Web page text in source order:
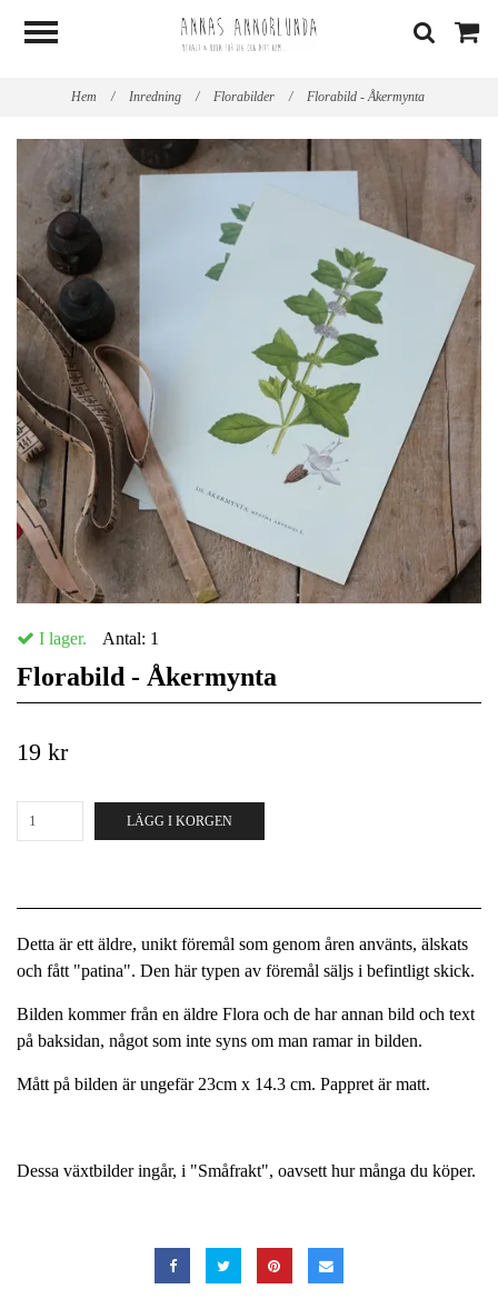
Hem / Inredning / Florabilder / Florabild - Åkermynta
I lager. Antal: 1
Florabild - Åkermynta
19 kr
LÄGG I KORGEN
Detta är ett äldre, unikt föremål som genom åren använts, älskats
och fått "patina". Den här typen av föremål säljs i befintligt skick.
Bilden kommer från en äldre Flora och de har annan bild och text
på baksidan, något som inte syns om man ramar in bilden.
Mått på bilden är ungefär 23cm x 14.3 cm. Pappret är matt.
Dessa växtbilder ingår, i "Småfrakt", oavsett hur många du köper.